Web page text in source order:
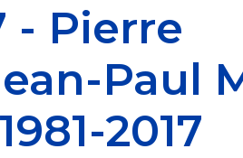
- Pierre
Paul
2017